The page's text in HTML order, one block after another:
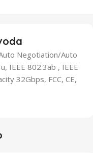
Negotiation/Auto
IEEE 802.3ab , IEEE
32Gbps, FCC, CE,